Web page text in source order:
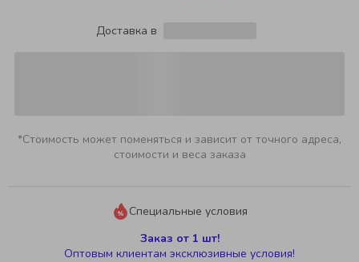
Доставка в
*Стоимость может поменяться и зависит от точного адреса,
стоимости и веса заказа
Специальные условия
Заказ от 1 шт!
Оптовым клиентам эксклюзивные условия!